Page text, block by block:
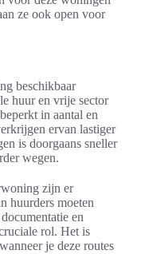
ze ook open voor
beschikbaar
huur en vrije sector
in aantal en
ervan lastiger
is doorgaans sneller
wegen.
zijn er
huurders moeten
en
rol. Het is
je deze routes